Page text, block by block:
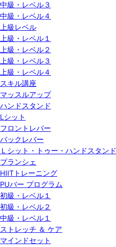
中級・レベル３
中級・レベル４
上級レベル
上級・レベル１
上級・レベル２
上級・レベル３
上級・レベル４
スキル講座
マッスルアップ
ハンドスタンド
Lシット
フロントレバー
バックレバー
Ｌシット・トゥー・ハンドスタンド
プランシェ
HIITトレーニング
PUバー プログラム
初級・レベル１
初級・レベル２
中級・レベル１
ストレッチ ＆ ケア
マインドセット